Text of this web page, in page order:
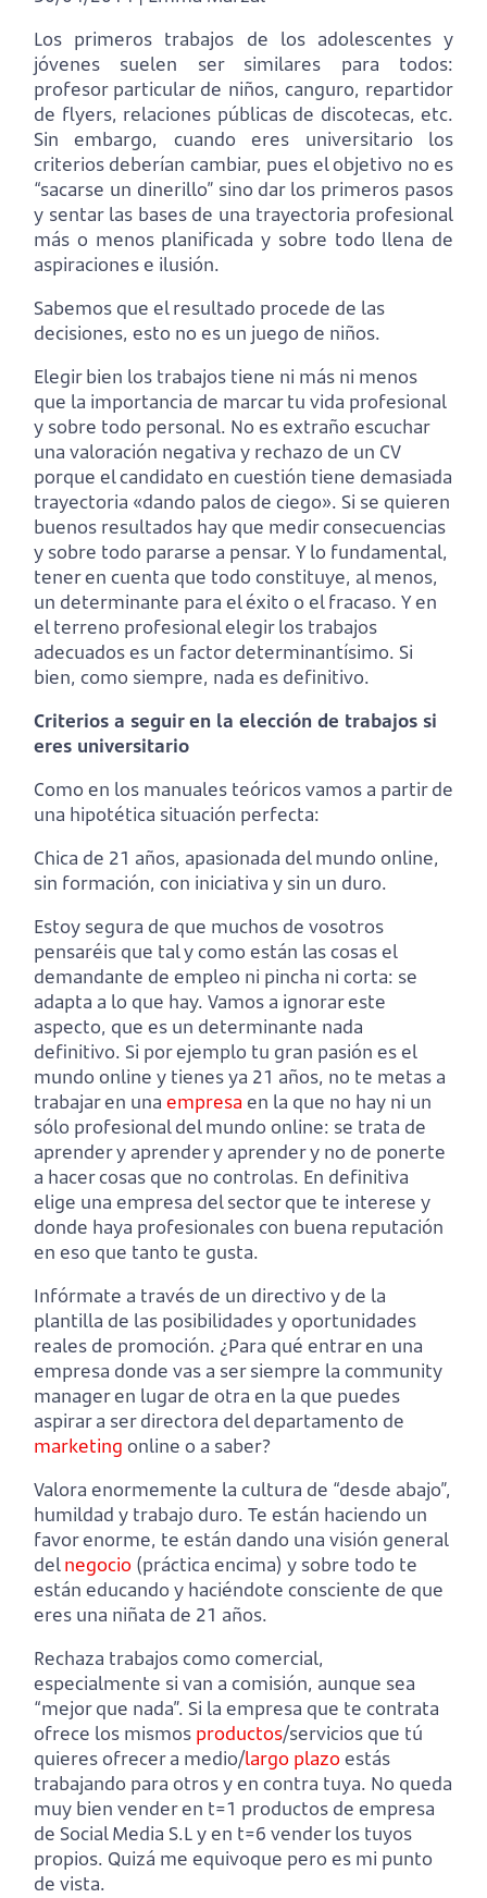
Los primeros trabajos de los adolescentes y
jóvenes suelen ser similares para todos:
profesor particular de niños, canguro, repartidor
de flyers, relaciones públicas de discotecas, etc.
Sin embargo, cuando eres universitario los
criterios deberían cambiar, pues el objetivo no es
“sacarse un dinerillo” sino dar los primeros pasos
y sentar las bases de una trayectoria profesional
más o menos planificada y sobre todo llena de
aspiraciones e ilusión.
Sabemos que el resultado procede de las
decisiones, esto no es un juego de niños.
Elegir bien los trabajos tiene ni más ni menos
que la importancia de marcar tu vida profesional
y sobre todo personal. No es extraño escuchar
una valoración negativa y rechazo de un CV
porque el candidato en cuestión tiene demasiada
trayectoria «dando palos de ciego». Si se quieren
buenos resultados hay que medir consecuencias
y sobre todo pararse a pensar. Y lo fundamental,
tener en cuenta que todo constituye, al menos,
un determinante para el éxito o el fracaso. Y en
el terreno profesional elegir los trabajos
adecuados es un factor determinantísimo. Si
bien, como siempre, nada es definitivo.
Criterios a seguir en la elección de trabajos si
eres universitario
Como en los manuales teóricos vamos a partir de
una hipotética situación perfecta:
Chica de 21 años, apasionada del mundo online,
sin formación, con iniciativa y sin un duro.
Estoy segura de que muchos de vosotros
pensaréis que tal y como están las cosas el
demandante de empleo ni pincha ni corta: se
adapta a lo que hay. Vamos a ignorar este
aspecto, que es un determinante nada
definitivo. Si por ejemplo tu gran pasión es el
mundo online y tienes ya 21 años, no te metas a
trabajar en una empresa en la que no hay ni un
sólo profesional del mundo online: se trata de
aprender y aprender y aprender y no de ponerte
a hacer cosas que no controlas. En definitiva
elige una empresa del sector que te interese y
donde haya profesionales con buena reputación
en eso que tanto te gusta.
Infórmate a través de un directivo y de la
plantilla de las posibilidades y oportunidades
reales de promoción. ¿Para qué entrar en una
empresa donde vas a ser siempre la community
manager en lugar de otra en la que puedes
aspirar a ser directora del departamento de
marketing online o a saber?
Valora enormemente la cultura de “desde abajo”,
humildad y trabajo duro. Te están haciendo un
favor enorme, te están dando una visión general
delnegocio (práctica encima) y sobre todo te
están educando y haciéndote consciente de que
eres una niñata de 21 años.
Rechaza trabajos como comercial,
especialmente si van a comisión, aunque sea
“mejor que nada”. Si la empresa que te contrata
ofrece los mismos productos/servicios que tú
quieres ofrecer a medio/largo plazoestás
trabajando para otros y en contra tuya. No queda
muy bien vender en t=1 productos de empresa
de Social Media S.L y en t=6 vender los tuyos
propios. Quizá me equivoque pero es mi punto
de vista.